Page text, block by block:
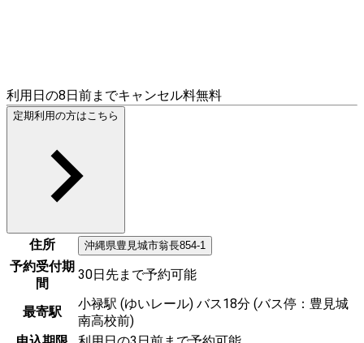
利用日の8日前までキャンセル料無料
定期利用の方はこちら
住所 沖縄県豊見城市翁長854-1
予約受付期
間
30日先まで予約可能
最寄駅
小禄駅 (ゆいレール) バス18分 (バス停：豊見城
南高校前)